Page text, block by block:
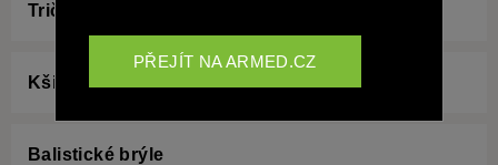
Trička
Kšiltovky
Balistické brýle
PŘEJÍT NA ARMED.CZ